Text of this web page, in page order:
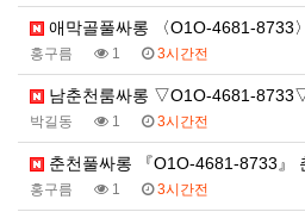
애막골풀싸롱 〈O1O-4681-8733
홍구름 1 3시간전
남춘천룸싸롱 ▽O1O-4681-
박길동 1 3시간전
춘천풀싸롱 『O1O-4681-8733』
홍구름 1 3시간전